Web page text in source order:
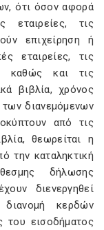
ότι όσον αφορά
εταιρείες, τις
επιχείρηση ή
εταιρείες, τις
καθώς και τις
βιβλία, χρόνος
διανεμόμενων
από τις
θεωρείται η
την καταληκτική
δήλωσης
διενεργηθεί
κερδών
του εισοδήματος